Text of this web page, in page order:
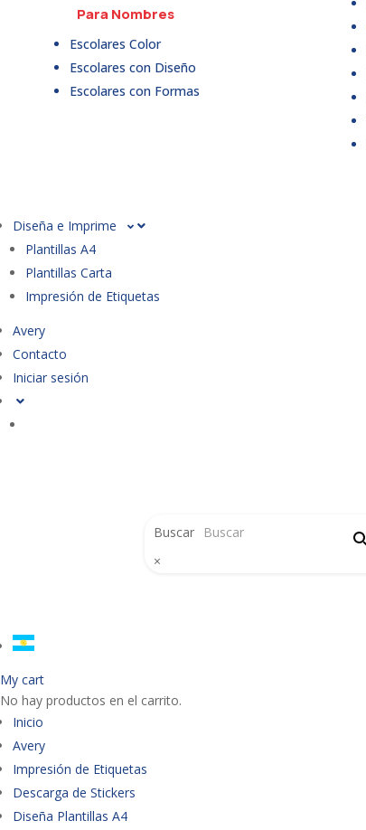
Para Nombres
Escolares Color
Escolares con Diseño
Escolares con Formas
Diseña e Imprime
Plantillas A4
Plantillas Carta
Impresión de Etiquetas
Avery
Contacto
Iniciar sesión
Buscar
×
My cart
No hay productos en el carrito.
Inicio
Avery
Impresión de Etiquetas
Descarga de Stickers
Diseña Plantillas A4